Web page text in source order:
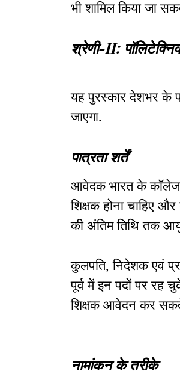
भी शामिल किया जा
श्रेणी-II:
यह पुरस्कार देशभर के
जाएगा.
पात्रता शर्तें
आवेदक भारत के कॉलेज,
शिक्षक होना चाहिए
की अंतिम तिथि तक आयु
कुलपति, निदेशक एवं
पूर्व में इन पदों पर रह
शिक्षक आवेदन कर
नामांकन के तरीके